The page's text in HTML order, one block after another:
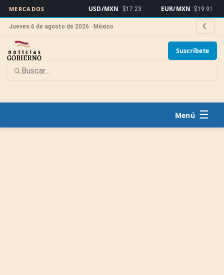
MERCADOS USD/MXN $17.23 EUR/MXN $19.91
Jueves 6 de agosto de 2026 · México ☾
Suscríbete
☰